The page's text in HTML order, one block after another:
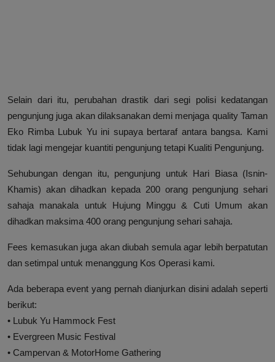
Selain dari itu, perubahan drastik dari segi polisi kedatangan
pengunjung juga akan dilaksanakan demi menjaga quality Taman
Eko Rimba Lubuk Yu ini supaya bertaraf antara bangsa. Kami
tidak lagi mengejar kuantiti pengunjung tetapi Kualiti Pengunjung.
Sehubungan dengan itu, pengunjung untuk Hari Biasa (Isnin-
Khamis) akan dihadkan kepada 200 orang pengunjung sehari
sahaja manakala untuk Hujung Minggu & Cuti Umum akan
dihadkan maksima 400 orang pengunjung sehari sahaja.
Fees kemasukan juga akan diubah semula agar lebih berpatutan
dan setimpal untuk menanggung Kos Operasi kami.
Ada beberapa event yang pernah dianjurkan disini adalah seperti
berikut:
• Lubuk Yu Hammock Fest
• Evergreen Music Festival
• Campervan & MotorHome Gathering